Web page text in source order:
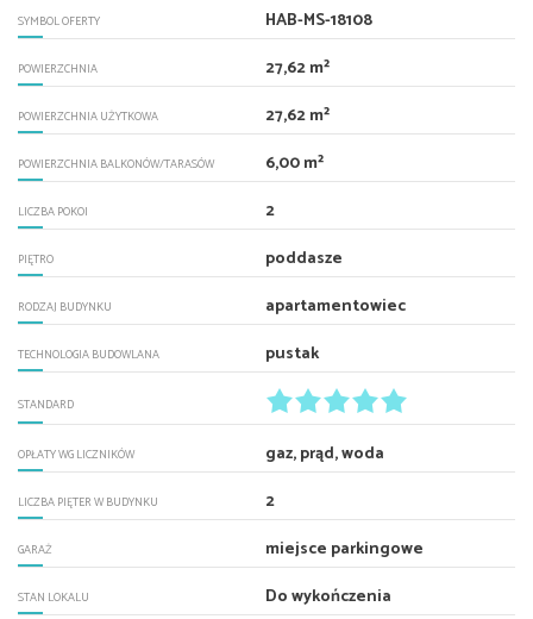
SYMBOL OFERTY HAB-MS-18108
POWIERZCHNIA 27,62 m²
POWIERZCHNIA UŻYTKOWA 27,62 m²
POWIERZCHNIA BALKONÓW/TARASÓW 6,00 m²
LICZBA POKOI 2
PIĘTRO poddasze
RODZAJ BUDYNKU apartamentowiec
TECHNOLOGIA BUDOWLANA pustak
STANDARD
OPŁATY WG LICZNIKÓW gaz, prąd, woda
LICZBA PIĘTER W BUDYNKU 2
GARAŻ miejsce parkingowe
STAN LOKALU Do wykończenia